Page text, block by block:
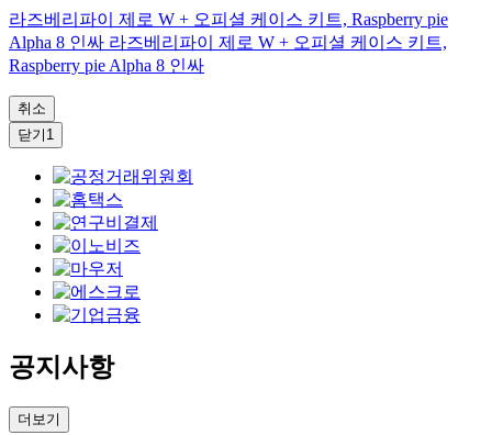
라즈베리파이 제로 W + 오피셜 케이스 키트, Raspberry pie
Alpha 8 인싸 라즈베리파이 제로 W + 오피셜 케이스 키트,
Raspberry pie Alpha 8 인싸
취소
닫기1
공지사항
더보기